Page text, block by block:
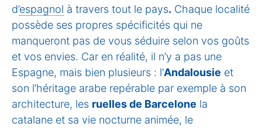
d’espagnol à travers tout le pays. Chaque localité
possède ses propres spécificités qui ne
manqueront pas de vous séduire selon vos goûts
et vos envies. Car en réalité, il n’y a pas une
Espagne, mais bien plusieurs : l’Andalousie et
son l’héritage arabe repérable par exemple à son
architecture, les ruelles de Barcelone la
catalane et sa vie nocturne animée, le